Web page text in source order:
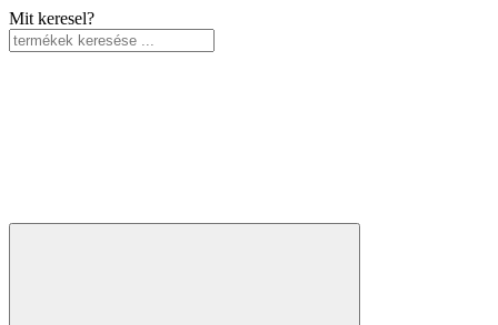
Mit keresel?